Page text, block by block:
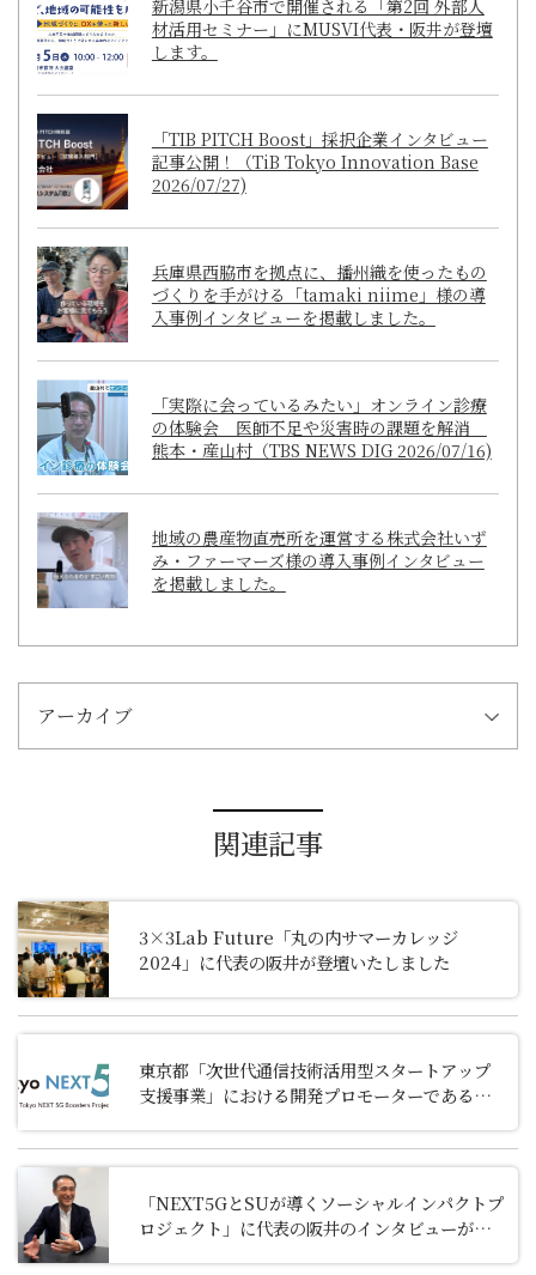
新潟県小千谷市で開催される「第2回 外部人
材活用セミナー」にMUSVI代表・阪井が登壇
します。
「TIB PITCH Boost」採択企業インタビュー
記事公開！（TiB Tokyo Innovation Base
2026/07/27)
兵庫県西脇市を拠点に、播州織を使ったもの
づくりを手がける「tamaki niime」様の導
入事例インタビューを掲載しました。
「実際に会っているみたい」オンライン診療
の体験会 医師不足や災害時の課題を解消
熊本・産山村（TBS NEWS DIG 2026/07/16)
地域の農産物直売所を運営する株式会社いず
み・ファーマーズ様の導入事例インタビュー
を掲載しました。
アーカイブ
関連記事
3×3Lab Future「丸の内サマーカレッジ
2024」に代表の阪井が登壇いたしました
東京都「次世代通信技術活用型スタートアップ
支援事業」における開発プロモーターであるキ
業への選定について
「NEXT5GとSUが導くソーシャルインパクトプ
ロジェクト」に代表の阪井のインタビューが掲